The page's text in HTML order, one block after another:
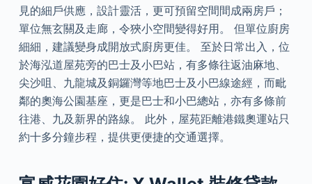
見的細戶供應，設計靈活，更可預留空間間成兩房戶；
單位無玄關及走廊，令狹小空間變得好用。 但單位廚房
細細，建議變身成開放式廚房更佳。 至於日常出入，位
於海泓道屋苑旁的巴士及小巴站，有多條往返油麻地、
尖沙咀、九龍城及銅鑼灣等地巴士及小巴線途經，而毗
鄰的奧海公園基座，更是巴士和小巴總站，亦有多條前
往港、九及新界的路線。 此外，屋苑距離港鐵奧運站只
約十多分鐘步程，提供更便捷的交通選擇。